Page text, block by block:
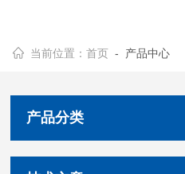
当前位置：首页 - 产品中心
产品分类